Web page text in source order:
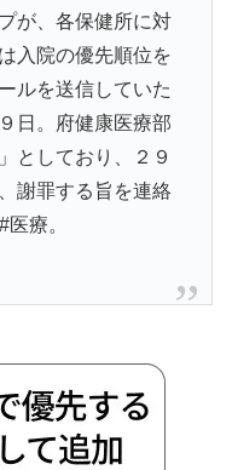
が、各保健所に対
入院の優先順位を
ルを送信していた
日。府健康医療部
としており、２９
謝罪する旨を連絡
療。